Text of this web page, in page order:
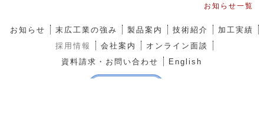
お知らせ一覧
お知らせ 末広工業の強み 製品案内 技術紹介
加工実績
採用情報
会社案内
オンライン面談
資料請求・お問い合わせ
English